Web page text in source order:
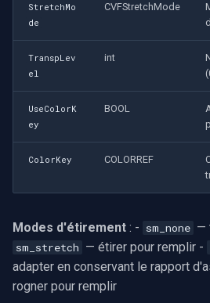
StretchMo
de
CVFStretchMode
TranspLev
el
int
UseColorK
ey
BOOL
ColorKey COLORREF
Modes d'étirement : - sm_none —
sm_stretch — étirer pour remplir -
adapter en conservant le rapport
rogner pour remplir